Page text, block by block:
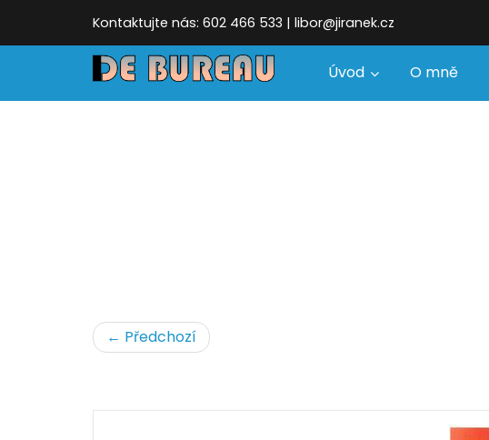
Kontaktujte nás: 602 466 533 | libor@jiranek.cz
Úvod O mně
← Předchozí